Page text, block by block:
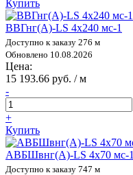
Купить
ВВГнг(А)-LS 4х240 мс-1
Доступно к заказу 276 м
Обновлено 10.08.2026
Цена:
15 193.66 руб. / м
-
+
Купить
АВБШвнг(А)-LS 4х70 мс-1
Доступно к заказу 747 м